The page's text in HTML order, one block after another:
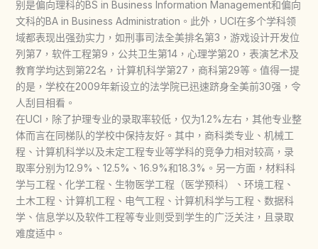
别是偏向理科的BS in Business Information Management和偏向
文科的BA in Business Administration。此外，UCI在多个学科领
域都表现出强劲实力，如刑事司法全美排名第3，游戏设计开发位
列第7，软件工程第9，公共卫生第14，心理学第20，表演艺术及
教育学均达到第22名，计算机科学第27，商科第29等。值得一提
的是，学校在2009年新设立的法学院已迅速跻身全美前30强，令
人刮目相看。
在UCI，除了护理专业的录取率较低，仅为1.2%左右，其他专业整
体而言在同梯队的学校中保持友好。其中，商科类专业、机械工
程、计算机科学以及未定工程专业等学科的竞争力相对较高，录
取率分别为12.9%、12.5%、16.9%和18.3%。另一方面，材料科
学与工程、化学工程、生物医学工程（医学预科）、环境工程、
土木工程、计算机工程、电气工程、计算机科学与工程、数据科
学、信息学以及软件工程等专业则受到学生的广泛关注，且录取
难度适中。